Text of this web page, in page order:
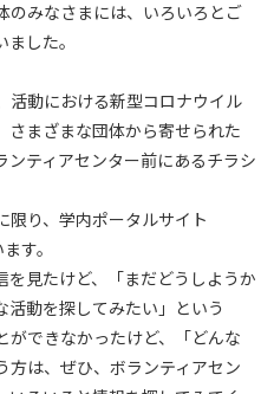
のみなさまには、いろいろとご
した。
活動における新型コロナウイル
さまざまな団体から寄せられた
ティアセンター前にあるチラシ
限り、学内ポータルサイト
す。
見たけど、「まだどうしようか
動を探してみたい」という
ができなかったけど、「どんな
方は、ぜひ、ボランティアセン